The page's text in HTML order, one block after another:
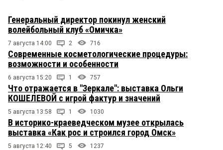
Генеральный директор покинул женский
волейбольный клуб «Омичка»
7 августа 14:00 2 716
Современные косметологические процедуры:
возможности и особенности
6 августа 15:20 1 757
Что отражается в "Зеркале": выставка Ольги
КОШЕЛЕВОЙ с игрой фактур и значений
5 августа 13:58 1 1030
В историко-краеведческом музее открылась
выставка «Как рос и строился город Омск»
5 августа 12:40 5 1237